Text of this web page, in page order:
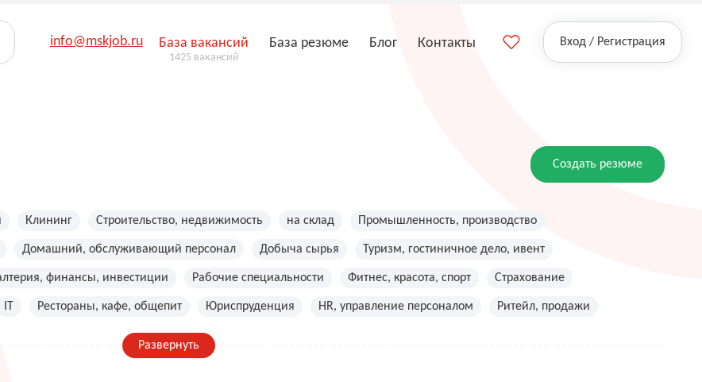
info@mskjob.ru База вакансий
1425 вакансий
База резюме Блог Контакты Вход / Регистрация
Создать резюме
Клининг Строительство, недвижимость на склад Промышленность, производство
Домашний, обслуживающий персонал Добыча сырья Туризм, гостиничное дело, ивент
финансы, инвестиции Рабочие специальности Фитнес, красота, спорт Страхование
Рестораны, кафе, общепит Юриспруденция HR, управление персоналом Ритейл, продажи
Развернуть